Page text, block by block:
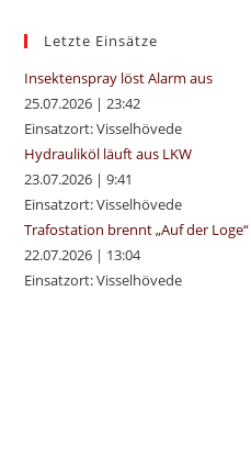
Letzte Einsätze
Insektenspray löst Alarm aus
25.07.2026 |23:42
Einsatzort: Visselhövede
Hydrauliköl läuft aus LKW
23.07.2026 |9:41
Einsatzort: Visselhövede
Trafostation brennt „Auf der Loge“
22.07.2026 | 13:04
Einsatzort: Visselhövede